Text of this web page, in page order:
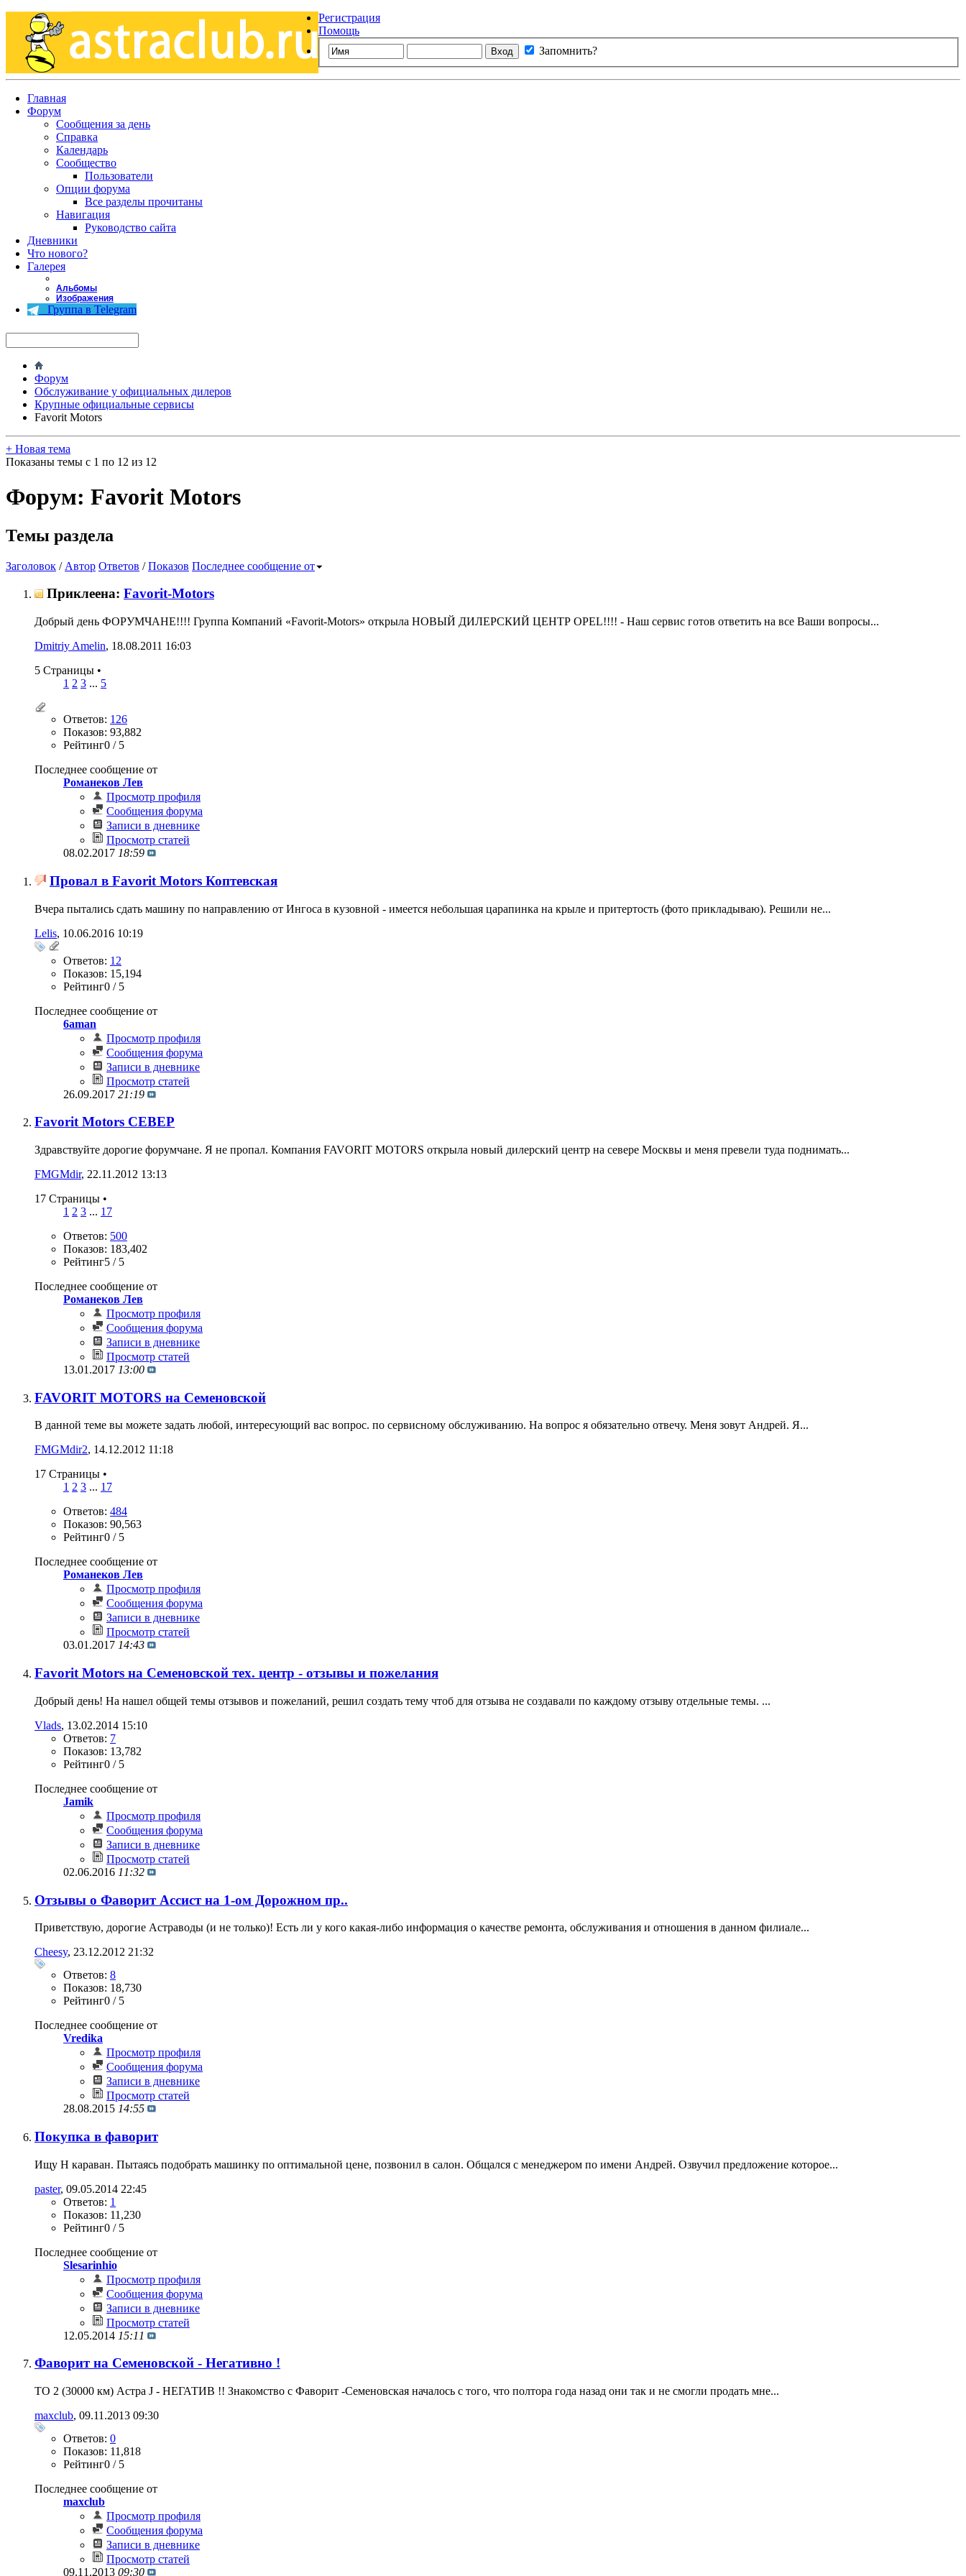
Регистрация
Помощь
Запомнить?
Главная
Форум
Сообщения за день
Справка
Календарь
Сообщество
Пользователи
Опции форума
Все разделы прочитаны
Навигация
Руководство сайта
Дневники
Что нового?
Галерея
Альбомы
Изображения
Группа в Telegram
Форум
Обслуживание у официальных дилеров
Крупные официальные сервисы
Favorit Motors
+ Новая тема
Показаны темы с 1 по 12 из 12
Форум: Favorit Motors
Темы раздела
Заголовок / Автор Ответов /Показов Последнее сообщение от
Приклеена: Favorit-Motors
Добрый день ФОРУМЧАНЕ!!!! Группа Компаний «Favorit-Motors» открыла НОВЫЙ ДИЛЕРСКИЙ ЦЕНТР OPEL!!!! - Наш сервис готов ответить на все Ваши вопросы...
Dmitriy Amelin‎, 18.08.2011 16:03
5 Страницы •
1 2 3 ... 5
Ответов: 126
Показов: 93,882
Рейтинг0 / 5
Последнее сообщение от
Романеков Лев
Просмотр профиля
Сообщения форума
Записи в дневнике
Просмотр статей
08.02.2017 18:59
Провал в Favorit Motors Коптевская
Вчера пытались сдать машину по направлению от Ингоса в кузовной - имеется небольшая царапинка на крыле и притертость (фото прикладываю). Решили не...
Lelis‎, 10.06.2016 10:19
Ответов: 12
Показов: 15,194
Рейтинг0 / 5
Последнее сообщение от
6aman
Просмотр профиля
Сообщения форума
Записи в дневнике
Просмотр статей
26.09.2017 21:19
Favorit Motors СЕВЕР
Здравствуйте дорогие форумчане. Я не пропал. Компания FAVORIT MOTORS открыла новый дилерский центр на севере Москвы и меня превели туда поднимать...
FMGMdir‎, 22.11.2012 13:13
17 Страницы •
1 2 3 ... 17
Ответов: 500
Показов: 183,402
Рейтинг5 / 5
Последнее сообщение от
Романеков Лев
Просмотр профиля
Сообщения форума
Записи в дневнике
Просмотр статей
13.01.2017 13:00
FAVORIT MOTORS на Семеновской
В данной теме вы можете задать любой, интересующий вас вопрос. по сервисному обслуживанию. На вопрос я обязательно отвечу. Меня зовут Андрей. Я...
FMGMdir2‎, 14.12.2012 11:18
17 Страницы •
1 2 3 ... 17
Ответов: 484
Показов: 90,563
Рейтинг0 / 5
Последнее сообщение от
Романеков Лев
Просмотр профиля
Сообщения форума
Записи в дневнике
Просмотр статей
03.01.2017 14:43
Favorit Motors на Семеновской тех. центр - отзывы и пожелания
Добрый день! На нашел общей темы отзывов и пожеланий, решил создать тему чтоб для отзыва не создавали по каждому отзыву отдельные темы. ...
Vlads‎, 13.02.2014 15:10
Ответов: 7
Показов: 13,782
Рейтинг0 / 5
Последнее сообщение от
Jamik
Просмотр профиля
Сообщения форума
Записи в дневнике
Просмотр статей
02.06.2016 11:32
Отзывы о Фаворит Ассист на 1-ом Дорожном пр..
Приветствую, дорогие Астраводы (и не только)! Есть ли у кого какая-либо информация о качестве ремонта, обслуживания и отношения в данном филиале...
Cheesy‎, 23.12.2012 21:32
Ответов: 8
Показов: 18,730
Рейтинг0 / 5
Последнее сообщение от
Vredika
Просмотр профиля
Сообщения форума
Записи в дневнике
Просмотр статей
28.08.2015 14:55
Покупка в фаворит
Ищу Н караван. Пытаясь подобрать машинку по оптимальной цене, позвонил в салон. Общался с менеджером по имени Андрей. Озвучил предложение которое...
paster‎, 09.05.2014 22:45
Ответов: 1
Показов: 11,230
Рейтинг0 / 5
Последнее сообщение от
Slesarinhio
Просмотр профиля
Сообщения форума
Записи в дневнике
Просмотр статей
12.05.2014 15:11
Фаворит на Семеновской - Негативно !
ТО 2 (30000 км) Астра J - НЕГАТИВ !! Знакомство с Фаворит -Семеновская началось с того, что полтора года назад они так и не смогли продать мне...
maxclub‎, 09.11.2013 09:30
Ответов: 0
Показов: 11,818
Рейтинг0 / 5
Последнее сообщение от
maxclub
Просмотр профиля
Сообщения форума
Записи в дневнике
Просмотр статей
09.11.2013 09:30